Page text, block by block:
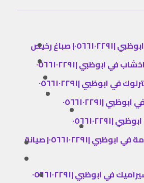
صباغ رخيص
في ابوظبي |٠٥٦٦١٠٢٢٩١
ابوظبي |٠٥٦٦١٠٢٢٩١
|٠٥٦٦١٠٢٢٩١
شركة صيانة عامة في ابوظبي |٠٥٦٦١٠٢٢٩١| صيانة
في ابوظبي |٠٥٦٦١٠٢٢٩١